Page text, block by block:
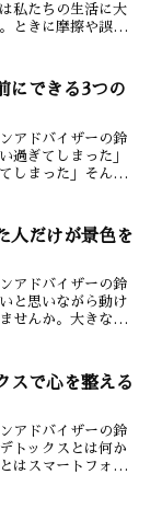
私たちの生活に大
ときに摩擦や誤解
円滑にするための
。信...
にできる3つの
アドバイザーの鈴
過ぎてしまった」
しまった」そんな
。1. 深呼吸を1回す
人だけが景色を
アドバイザーの鈴
と思いながら動け
せんか。大きな決
でも景色を変える
では...
スで心を整える
アドバイザーの鈴
トックスとは何か
はスマートフォン